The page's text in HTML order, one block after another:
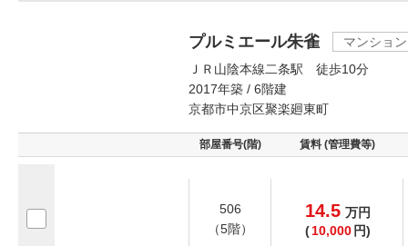
プルミエール朱雀
マンション
ＪＲ山陰本線二条駅 徒歩10分
2017年築 / 6階建
京都市中京区聚楽廻東町
部屋番号(階) 賃料 (管理費等)
506
（5階）
14.5 万円
( 10,000 円)